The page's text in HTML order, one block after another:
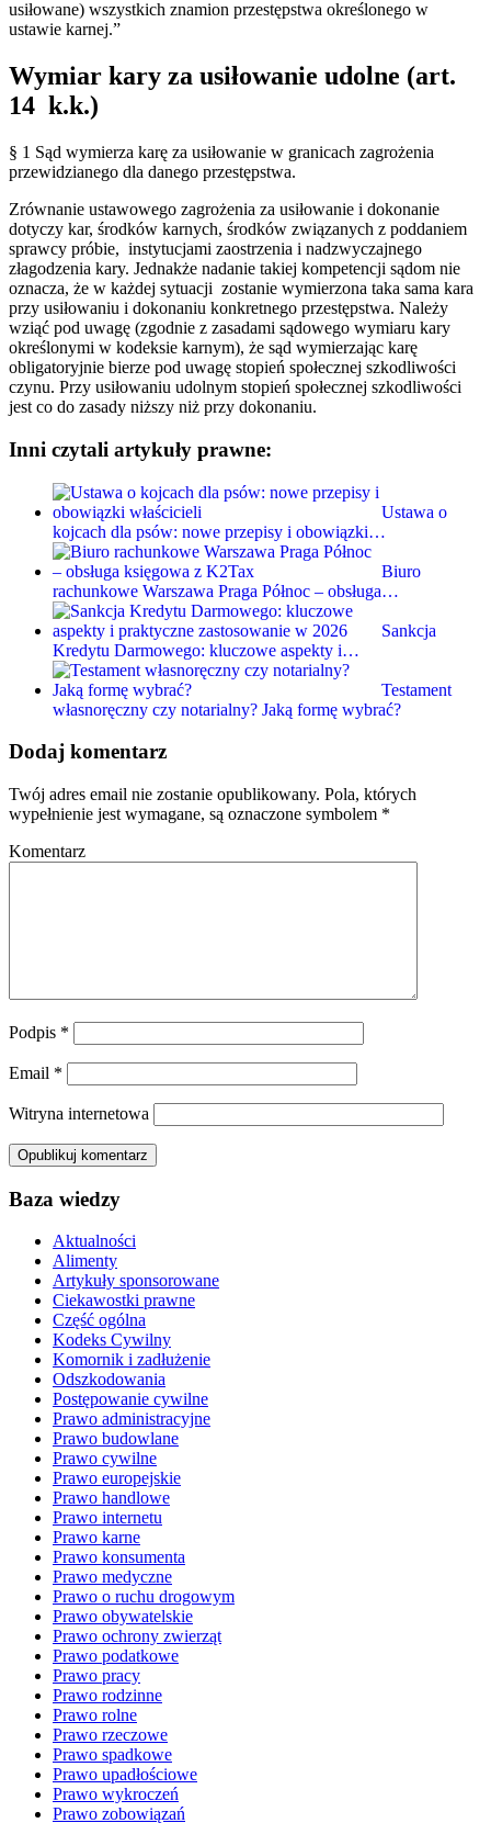
usiłowane) wszystkich znamion przestępstwa określonego w
ustawie karnej.”
Wymiar kary za usiłowanie udolne (art.
14 k.k.)
§ 1 Sąd wymierza karę za usiłowanie w granicach zagrożenia
przewidzianego dla danego przestępstwa.
Zrównanie ustawowego zagrożenia za usiłowanie i dokonanie
dotyczy kar, środków karnych, środków związanych z poddaniem
sprawcy próbie, instytucjami zaostrzenia i nadzwyczajnego
złagodzenia kary. Jednakże nadanie takiej kompetencji sądom nie
oznacza, że w każdej sytuacji zostanie wymierzona taka sama kara
przy usiłowaniu i dokonaniu konkretnego przestępstwa. Należy
wziąć pod uwagę (zgodnie z zasadami sądowego wymiaru kary
określonymi w kodeksie karnym), że sąd wymierzając karę
obligatoryjnie bierze pod uwagę stopień społecznej szkodliwości
czynu. Przy usiłowaniu udolnym stopień społecznej szkodliwości
jest co do zasady niższy niż przy dokonaniu.
Inni czytali artykuły prawne:
Ustawa o
kojcach dla psów: nowe przepisy i obowiązki…
Biuro
rachunkowe Warszawa Praga Północ – obsługa…
Sankcja
Kredytu Darmowego: kluczowe aspekty i…
Testament
własnoręczny czy notarialny? Jaką formę wybrać?
Dodaj komentarz
Twój adres email nie zostanie opublikowany. Pola, których
wypełnienie jest wymagane, są oznaczone symbolem *
Komentarz
Podpis *
Email *
Witryna internetowa
Baza wiedzy
Aktualności
Alimenty
Artykuły sponsorowane
Ciekawostki prawne
Część ogólna
Kodeks Cywilny
Komornik i zadłużenie
Odszkodowania
Postępowanie cywilne
Prawo administracyjne
Prawo budowlane
Prawo cywilne
Prawo europejskie
Prawo handlowe
Prawo internetu
Prawo karne
Prawo konsumenta
Prawo medyczne
Prawo o ruchu drogowym
Prawo obywatelskie
Prawo ochrony zwierząt
Prawo podatkowe
Prawo pracy
Prawo rodzinne
Prawo rolne
Prawo rzeczowe
Prawo spadkowe
Prawo upadłościowe
Prawo wykroczeń
Prawo zobowiązań